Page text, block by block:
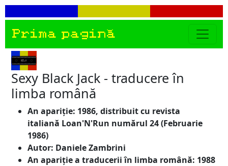
Prima pagină
Sexy Black Jack - traducere în
limba română
An apariție: 1986, distribuit cu revista
italiană Loan'N'Run numărul 24 (Februarie
1986)
Autor: Daniele Zambrini
An apariție a traducerii în limba română: 1988